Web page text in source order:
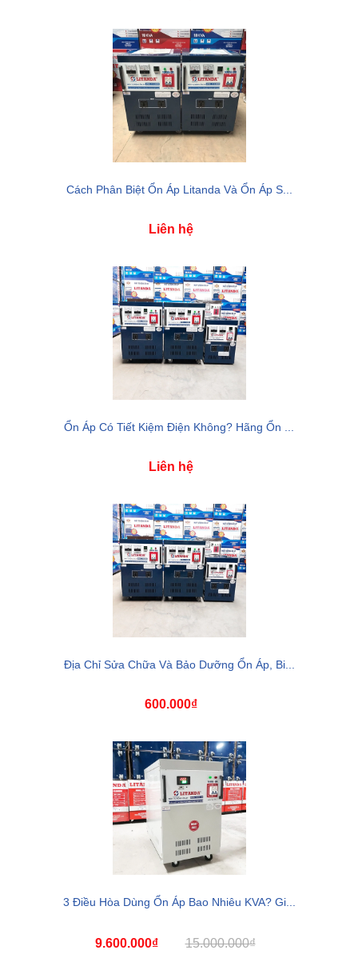
Cách Phân Biệt Ổn Áp Litanda Và Ổn Áp S...
Liên hệ
Ổn Áp Có Tiết Kiệm Điện Không? Hãng Ổn ...
Liên hệ
Địa Chỉ Sửa Chữa Và Bảo Dưỡng Ổn Áp, Bi...
600.000₫
3 Điều Hòa Dùng Ổn Áp Bao Nhiêu KVA? Gi...
9.600.000₫ 15.000.000₫